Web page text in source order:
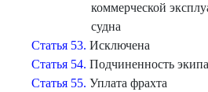
коммерческой
судна
Статья 53. Исключена
Статья 54. Подчиненность
Статья 55. Уплата фрахта